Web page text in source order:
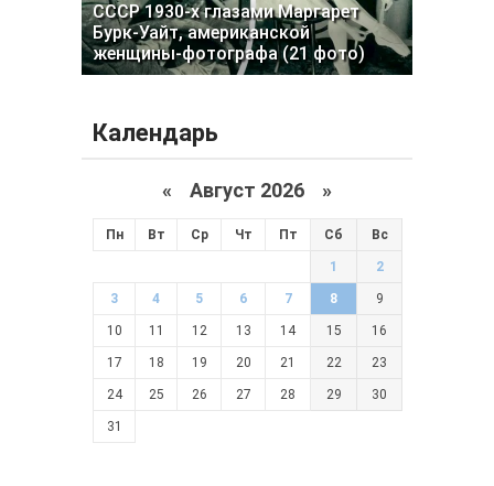
СССР 1930-х глазами Маргарет
Бурк-Уайт, американской
женщины-фотографа (21 фото)
Календарь
« Август 2026 »
Пн Вт Ср Чт Пт Сб Вс
1 2
3 4 5 6 7 8 9
10 11 12 13 14 15 16
17 18 19 20 21 22 23
24 25 26 27 28 29 30
31